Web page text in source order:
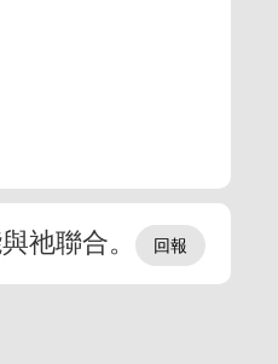
祂聯合。